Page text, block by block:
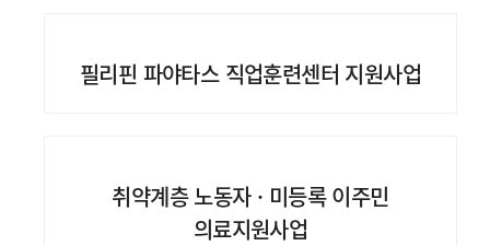
필리핀 파야타스 직업훈련센터 지원사업
취약계층 노동자 · 미등록 이주민
의료지원사업